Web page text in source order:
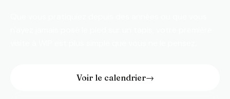
Voir le calendrier→